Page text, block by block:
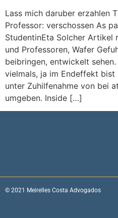
Lass mich daruber erzahlen
Professor: verschossen As
StudentinEta Solcher
und Professoren, Wafer
beibringen, entwickelt
vielmals, ja im Endeffekt bist
unter Zuhilfenahme von bei
umgeben. Inside […]
© 2021 Meirelles Costa Advogados